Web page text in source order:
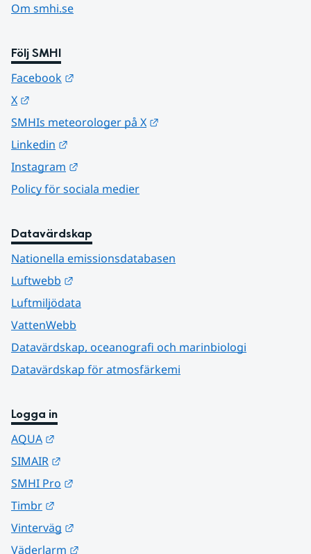
Om smhi.se
Följ SMHI
Facebook
X
SMHIs meteorologer på X
Linkedin
Instagram
Policy för sociala medier
Datavärdskap
Nationella emissionsdatabasen
Luftwebb
Luftmiljödata
VattenWebb
Datavärdskap, oceanografi och marinbiologi
Datavärdskap för atmosfärkemi
Logga in
AQUA
SIMAIR
SMHI Pro
Timbr
Vinterväg
Väderlarm